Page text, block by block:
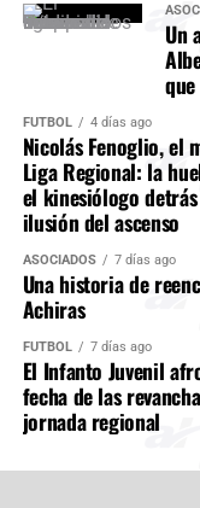
Un
FÚTBOL 4 días ago
Nicolás Fenoglio, el
Liga Regional: la
el kinesiólogo
ilusión del ascenso
ASOCIADOS 7 días ago
Una historia de
Achiras
FÚTBOL 7 días ago
El Infanto Juvenil
fecha de las
jornada regional